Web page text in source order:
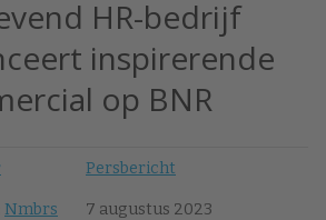
HR-bedrijf
inspirerende
op BNR
Persbericht
Nmbrs 7 augustus 2023